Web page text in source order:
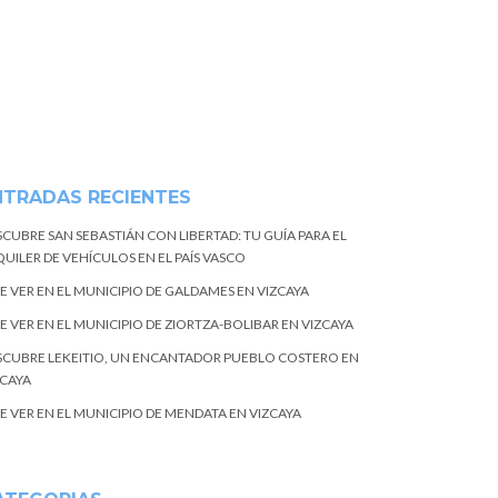
RECIENTES
SAN SEBASTIÁN CON LIBERTAD: TU GUÍA PARA EL
DE VEHÍCULOS EN EL PAÍS VASCO
VER EN EL MUNICIPIO DE GALDAMES EN VIZCAYA
VER EN EL MUNICIPIO DE ZIORTZA-BOLIBAR EN VIZCAYA
LEKEITIO, UN ENCANTADOR PUEBLO COSTERO EN
VER EN EL MUNICIPIO DE MENDATA EN VIZCAYA